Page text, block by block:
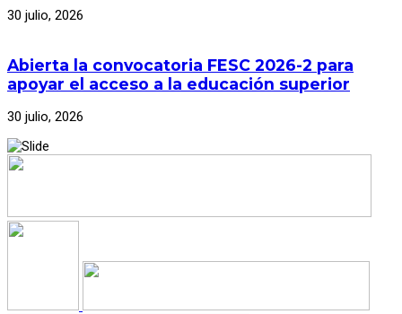
30 julio, 2026
Abierta la convocatoria FESC 2026-2 para
apoyar el acceso a la educación superior
30 julio, 2026